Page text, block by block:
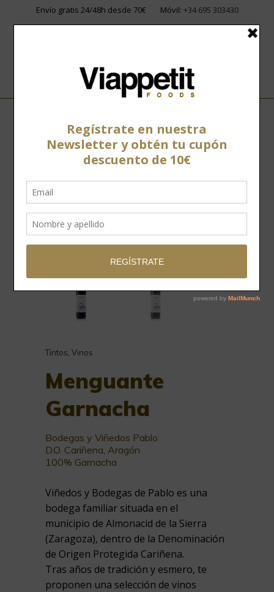
Envío gratis 24/48h desde 70€ Móvil: +34 695 303430
Tintos Vinos
Menguante
Garnacha
Bodegas y Viñedos Pablo
D.O. Cariñena, Aragón
100% Garnacha
Viñedos y Bodegas de Pablo es una
bodega familiar situada en el
municipio de Almonacid de la Sierra
(Zaragoza), dentro de la Denominación
de Origen Protegida Cariñena.
Tras años de tradición y esmero, te
proponen una selección de vinos